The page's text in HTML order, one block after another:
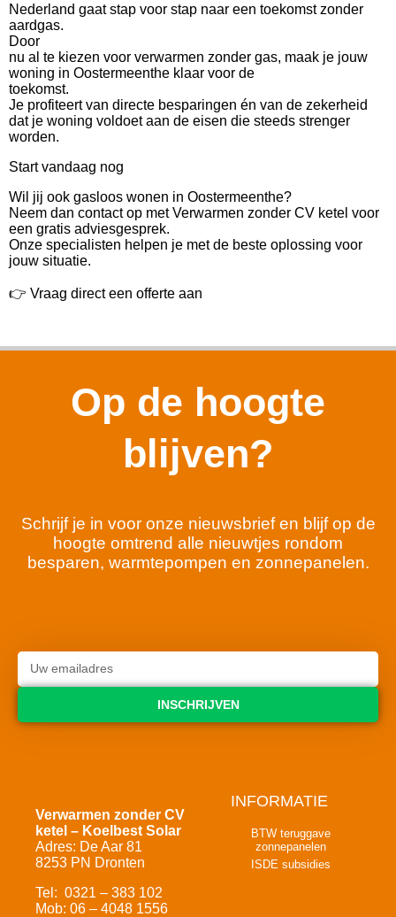
Nederland gaat stap voor stap naar een toekomst zonder
aardgas.
Door
nu al te kiezen voor verwarmen zonder gas, maak je jouw
woning in Oostermeenthe klaar voor de
toekomst.
Je profiteert van directe besparingen én van de zekerheid
dat je woning voldoet aan de eisen die steeds strenger
worden.
Start vandaag nog
Wil jij ook gasloos wonen in Oostermeenthe?
Neem dan contact op met Verwarmen zonder CV ketel voor
een gratis adviesgesprek.
Onze specialisten helpen je met de beste oplossing voor
jouw situatie.
👉 Vraag direct een offerte aan
Op de hoogte
blijven?
Schrijf je in voor onze nieuwsbrief en blijf op de
hoogte omtrend alle nieuwtjes rondom
besparen, warmtepompen en zonnepanelen.
INSCHRIJVEN
Verwarmen zonder CV
ketel – Koelbest Solar
Adres: De Aar 81
8253 PN Dronten
Tel: 0321 – 383 102
Mob: 06 – 4048 1556
INFORMATIE
BTW teruggave
zonnepanelen
ISDE subsidies